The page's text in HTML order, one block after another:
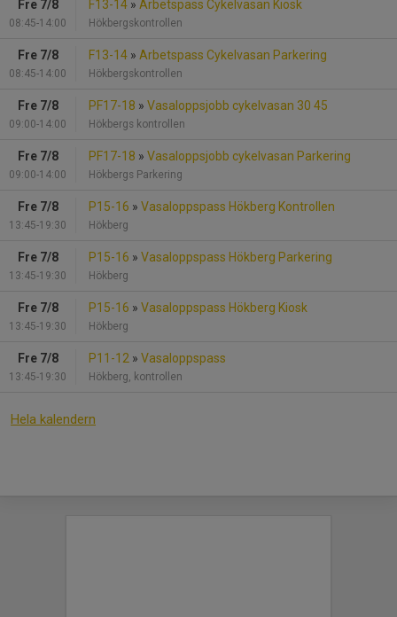
Fre 7/8
08:45-14:00
F13-14 » Arbetspass Cykelvasan Kiosk
Hökbergskontrollen
Fre 7/8
08:45-14:00
F13-14 » Arbetspass Cykelvasan Parkering
Hökbergskontrollen
Fre 7/8
09:00-14:00
PF17-18 » Vasaloppsjobb cykelvasan 30 45
Hökbergs kontrollen
Fre 7/8
09:00-14:00
PF17-18 » Vasaloppsjobb cykelvasan Parkering
Hökbergs Parkering
Fre 7/8
13:45-19:30
P15-16 » Vasaloppspass Hökberg Kontrollen
Hökberg
Fre 7/8
13:45-19:30
P15-16 » Vasaloppspass Hökberg Parkering
Hökberg
Fre 7/8
13:45-19:30
P15-16 » Vasaloppspass Hökberg Kiosk
Hökberg
Fre 7/8
13:45-19:30
P11-12 » Vasaloppspass
Hökberg, kontrollen
Hela kalendern